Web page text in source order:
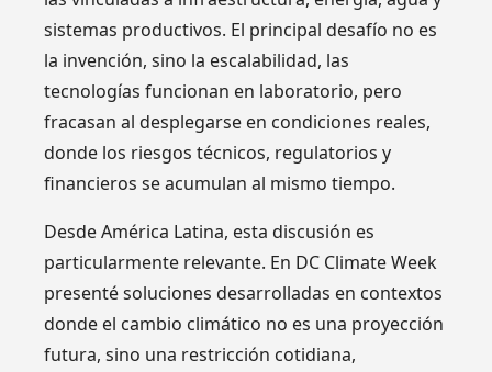
sistemas productivos. El principal desafío no es
la invención, sino la escalabilidad, las
tecnologías funcionan en laboratorio, pero
fracasan al desplegarse en condiciones reales,
donde los riesgos técnicos, regulatorios y
financieros se acumulan al mismo tiempo.
Desde América Latina, esta discusión es
particularmente relevante. En DC Climate Week
presenté soluciones desarrolladas en contextos
donde el cambio climático no es una proyección
futura, sino una restricción cotidiana,